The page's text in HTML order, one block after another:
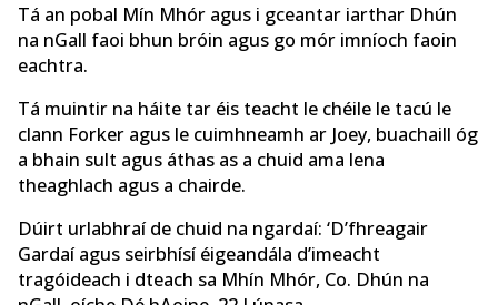
Tá an pobal Mín Mhór agus i gceantar iarthar Dhún
na nGall faoi bhun bróin agus go mór imníoch faoin
eachtra.
Tá muintir na háite tar éis teacht le chéile le tacú le
clann Forker agus le cuimhneamh ar Joey, buachaill óg
a bhain sult agus áthas as a chuid ama lena
theaghlach agus a chairde.
Dúirt urlabhraí de chuid na ngardaí: ‘D’fhreagair
Gardaí agus seirbhísí éigeandála d’imeacht
tragóideach i dteach sa Mhín Mhór, Co. Dhún na